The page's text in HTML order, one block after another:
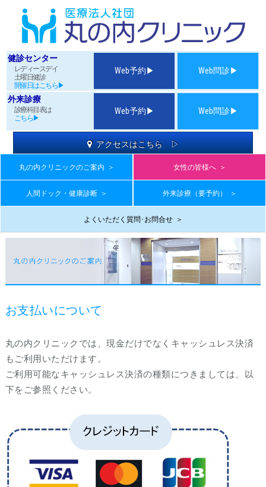
健診センター
レディースデイ
土曜日健診
開催日はこちら▶
Web予約▶ Web問診▶
外来診療
診療科目表は
こちら▶
Web予約▶ Web問診▶
アクセスはこちら ▷
丸の内クリニックのご案内 ＞ 女性の皆様へ ＞
人間ドック・健康診断 ＞ 外来診療（要予約） ＞
よくいただく質問･お問合せ ＞
お支払いについて
丸の内クリニックでは、現金だけでなくキャッシュレス決済
もご利用いただけます。
ご利用可能なキャッシュレス決済の種類につきましては、以
下をご参照ください。